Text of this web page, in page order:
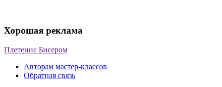
Хорошая реклама
Плетение Бисером
Авторам мастер-классов
Обратная связь